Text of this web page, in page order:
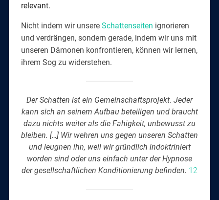
relevant.
Nicht indem wir unsere Schattenseiten ignorieren
und verdrängen, sondern gerade, indem wir uns mit
unseren Dämonen konfrontieren, können wir lernen,
ihrem Sog zu widerstehen.
Der Schatten ist ein Gemeinschaftsprojekt. Jeder
kann sich an seinem Aufbau beteiligen und braucht
dazu nichts weiter als die Fahigkeit, unbewusst zu
bleiben. […] Wir wehren uns gegen unseren Schatten
und leugnen ihn, weil wir gründlich indoktriniert
worden sind oder uns einfach unter der Hypnose
der gesellschaftlichen Konditionierung befinden. 12